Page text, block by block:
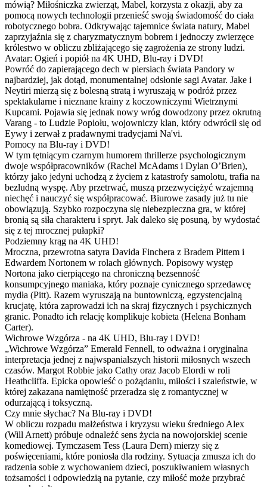
mówią? Miłośniczka zwierząt, Mabel, korzysta z okazji, aby za
pomocą nowych technologii przenieść swoją świadomość do ciała
robotycznego bobra. Odkrywając tajemnice świata natury, Mabel
zaprzyjaźnia się z charyzmatycznym bobrem i jednoczy zwierzęce
królestwo w obliczu zbliżającego się zagrożenia ze strony ludzi.
Avatar: Ogień i popiół na 4K UHD, Blu-ray i DVD!
Powróć do zapierającego dech w piersiach świata Pandory w
najbardziej, jak dotąd, monumentalnej odsłonie sagi Avatar. Jake i
Neytiri mierzą się z bolesną stratą i wyruszają w podróż przez
spektakularne i nieznane krainy z koczowniczymi Wietrznymi
Kupcami. Pojawia się jednak nowy wróg dowodzony przez okrutną
Varang - to Ludzie Popiołu, wojowniczy klan, który odwrócił się od
Eywy i zerwał z pradawnymi tradycjami Na'vi.
Pomocy na Blu-ray i DVD!
W tym tętniącym czarnym humorem thrillerze psychologicznym
dwoje współpracowników (Rachel McAdams i Dylan O’Brien),
którzy jako jedyni uchodzą z życiem z katastrofy samolotu, trafia na
bezludną wyspę. Aby przetrwać, muszą przezwyciężyć wzajemną
niechęć i nauczyć się współpracować. Biurowe zasady już tu nie
obowiązują. Szybko rozpoczyna się niebezpieczna gra, w której
bronią są siła charakteru i spryt. Jak daleko się posuną, by wydostać
się z tej mrocznej pułapki?
Podziemny krąg na 4K UHD!
Mroczna, przewrotna satyra Davida Finchera z Bradem Pittem i
Edwardem Nortonem w rolach głównych. Popisowy występ
Nortona jako cierpiącego na chroniczną bezsenność
konsumpcyjnego maniaka, który poznaje cynicznego sprzedawcę
mydła (Pitt). Razem wyruszają na buntowniczą, egzystencjalną
krucjatę, która zaprowadzi ich na skraj fizycznych i psychicznych
granic. Ponadto ich relację komplikuje kobieta (Helena Bonham
Carter).
Wichrowe Wzgórza - na 4K UHD, Blu-ray i DVD!
„Wichrowe Wzgórza” Emerald Fennell, to odważna i oryginalna
interpretacja jednej z najwspanialszych historii miłosnych wszech
czasów. Margot Robbie jako Cathy oraz Jacob Elordi w roli
Heathcliffa. Epicka opowieść o pożądaniu, miłości i szaleństwie, w
której zakazana namiętność przeradza się z romantycznej w
odurzającą i toksyczną.
Czy mnie słychac? Na Blu-ray i DVD!
W obliczu rozpadu małżeństwa i kryzysu wieku średniego Alex
(Will Arnett) próbuje odnaleźć sens życia na nowojorskiej scenie
komediowej. Tymczasem Tess (Laura Dern) mierzy się z
poświęceniami, które poniosła dla rodziny. Sytuacja zmusza ich do
radzenia sobie z wychowaniem dzieci, poszukiwaniem własnych
tożsamości i odpowiedzią na pytanie, czy miłość może przybrać